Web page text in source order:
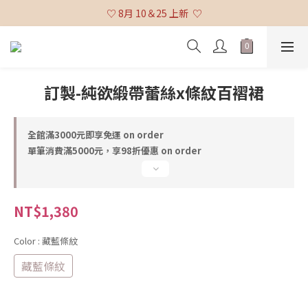
♡ 全館消費滿 $3,000 免運 (不含貨到付款及海外配送) ♡
♡ 8月 10＆25 上新  ♡
♡ 全館消費滿 $3,000 免運 (不含貨到付款及海外配送) ♡
訂製-純欲緞帶蕾絲x條紋百褶裙
全館滿3000元即享免運 on order
單筆消費滿5000元，享98折優惠 on order
NT$1,380
Color : 藏藍條紋
藏藍條紋